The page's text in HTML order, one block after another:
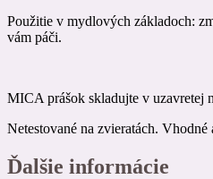
Použitie v mydlových základoch:
vám páči.
MICA prášok skladujte v uzavretej
Netestované na zvieratách. Vhodné
Ďalšie informácie